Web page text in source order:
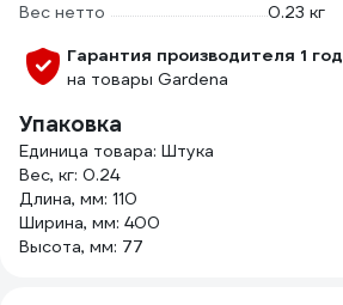
Вес нетто
0.23 кг
Гарантия производителя 1 год
на товары Gardena
Упаковка
Единица товара: Штука
Вес, кг: 0.24
Длина, мм: 110
Ширина, мм: 400
Высота, мм: 77